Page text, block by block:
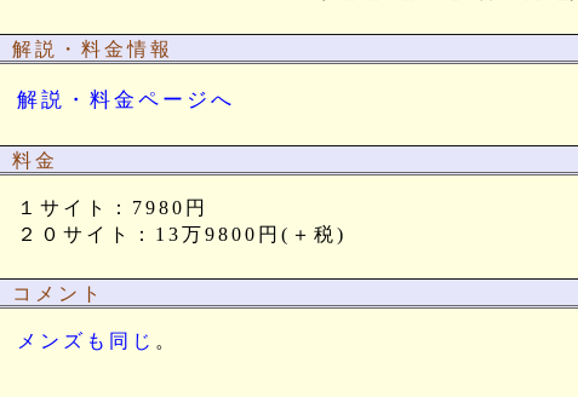
解説・料金情報
解説・料金ページへ
料金
１サイト：7980円
２０サイト：13万9800円(＋税)
コメント
メンズも同じ 。